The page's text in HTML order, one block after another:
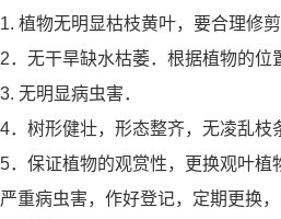
1. 植物无明显枯枝黄叶，要合理修
2．无干旱缺水枯萎．根据植物的
3. 无明显病虫害．
4．树形健壮，形态整齐，无凌乱枝
5．保证植物的观赏性，更换观叶
严重病虫害，作好登记，定期更换